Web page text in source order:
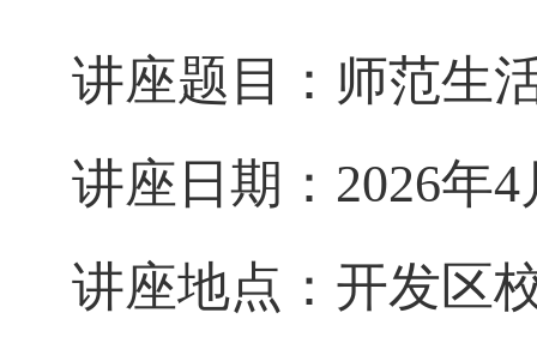
讲座题目：师范生
讲座日期： 2026年4
讲座地点：开发区